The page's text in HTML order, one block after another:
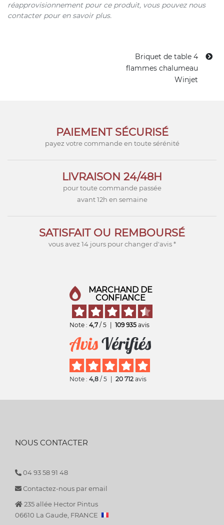
réapprovisionnement pour ce produit, vous pouvez nous
contacter pour en savoir plus.
Briquet de table 4
flammes chalumeau
Winjet
PAIEMENT SÉCURISÉ
payez votre commande en toute sérénité
LIVRAISON 24/48H
pour toute commande passée
avant 12h en semaine
SATISFAIT OU REMBOURSÉ
vous avez 14 jours pour changer d'avis *
MARCHAND DE
CONFIANCE
Note : 4,7 / 5 109 935 avis
Note : 4,8 / 5 20 712 avis
NOUS CONTACTER
04 93 58 91 48
Contactez-nous par email
235 allée Hector Pintus
06610 La Gaude, FRANCE